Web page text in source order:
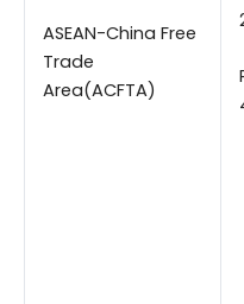
ASEAN-China Free
Trade
Area(ACFTA)